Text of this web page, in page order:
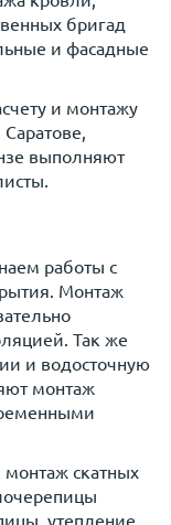
бригад
и фасадные
и монтажу
выполняют
работы с
Монтаж
Так же
и водосточную
монтаж
скатных
утепление